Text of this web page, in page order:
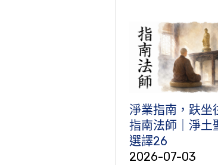
淨業指南，趺坐
指南法師｜淨土
選譯26
2026-07-03